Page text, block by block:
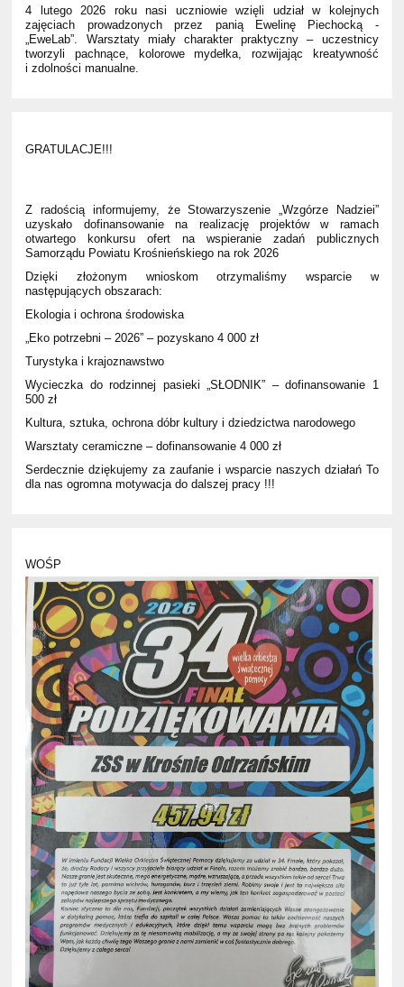
4 lutego 2026 roku nasi uczniowie wzięli udział w kolejnych
zajęciach prowadzonych przez panią Ewelinę Piechocką -
„EweLab”. Warsztaty miały charakter praktyczny – uczestnicy
tworzyli pachnące, kolorowe mydełka, rozwijając kreatywność
i zdolności manualne.
GRATULACJE!!!
Z radością informujemy, że Stowarzyszenie „Wzgórze Nadziei”
uzyskało dofinansowanie na realizację projektów w ramach
otwartego konkursu ofert na wspieranie zadań publicznych
Samorządu Powiatu Krośnieńskiego na rok 2026
Dzięki złożonym wnioskom otrzymaliśmy wsparcie w
następujących obszarach:
Ekologia i ochrona środowiska
„Eko potrzebni – 2026” – pozyskano 4 000 zł
Turystyka i krajoznawstwo
Wycieczka do rodzinnej pasieki „SŁODNIK” – dofinansowanie 1
500 zł
Kultura, sztuka, ochrona dóbr kultury i dziedzictwa narodowego
Warsztaty ceramiczne – dofinansowanie 4 000 zł
Serdecznie dziękujemy za zaufanie i wsparcie naszych działań To
dla nas ogromna motywacja do dalszej pracy !!!
WOŚP